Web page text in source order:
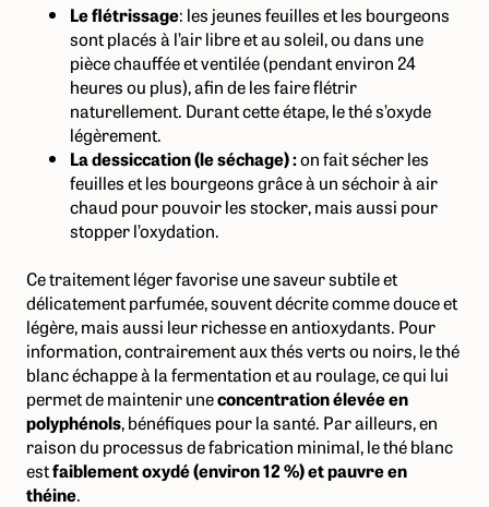
Le flétrissage: les jeunes feuilles et les bourgeons
sont placés à l’air libre et au soleil, ou dans une
pièce chauffée et ventilée (pendant environ 24
heures ou plus), afin de les faire flétrir
naturellement. Durant cette étape, le thé s’oxyde
légèrement.
La dessiccation (le séchage) :on fait sécher les
feuilles et les bourgeons grâce à un séchoir à air
chaud pour pouvoir les stocker, mais aussi pour
stopper l’oxydation.
Ce traitement léger favorise une saveur subtile et
délicatement parfumée, souvent décrite comme douce et
légère, mais aussi leur richesse en antioxydants. Pour
information, contrairement aux thés verts ou noirs, le thé
blanc échappe à la fermentation et au roulage, ce qui lui
permet de maintenir uneconcentration élevée en
polyphénols, bénéfiques pour la santé. Par ailleurs, en
raison du processus de fabrication minimal, le thé blanc
estfaiblement oxydé (environ 12 %) et pauvre en
théine.